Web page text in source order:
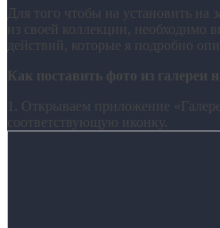
Для того чтобы на установить
из своей коллекции, необходимо
действий, которые я подробно
Как поставить фото из галереи
1. Открываем приложение
соответствующую иконку.